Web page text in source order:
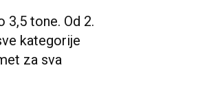
tone. Od 2.
kategorije
za sva